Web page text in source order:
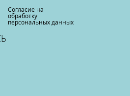
Согласие на
обработку
персональных данных